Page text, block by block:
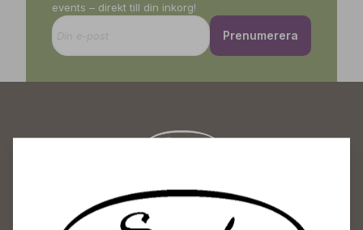
events – direkt till din inkorg!
Prenumerera
Sunds Trädgårdscenter